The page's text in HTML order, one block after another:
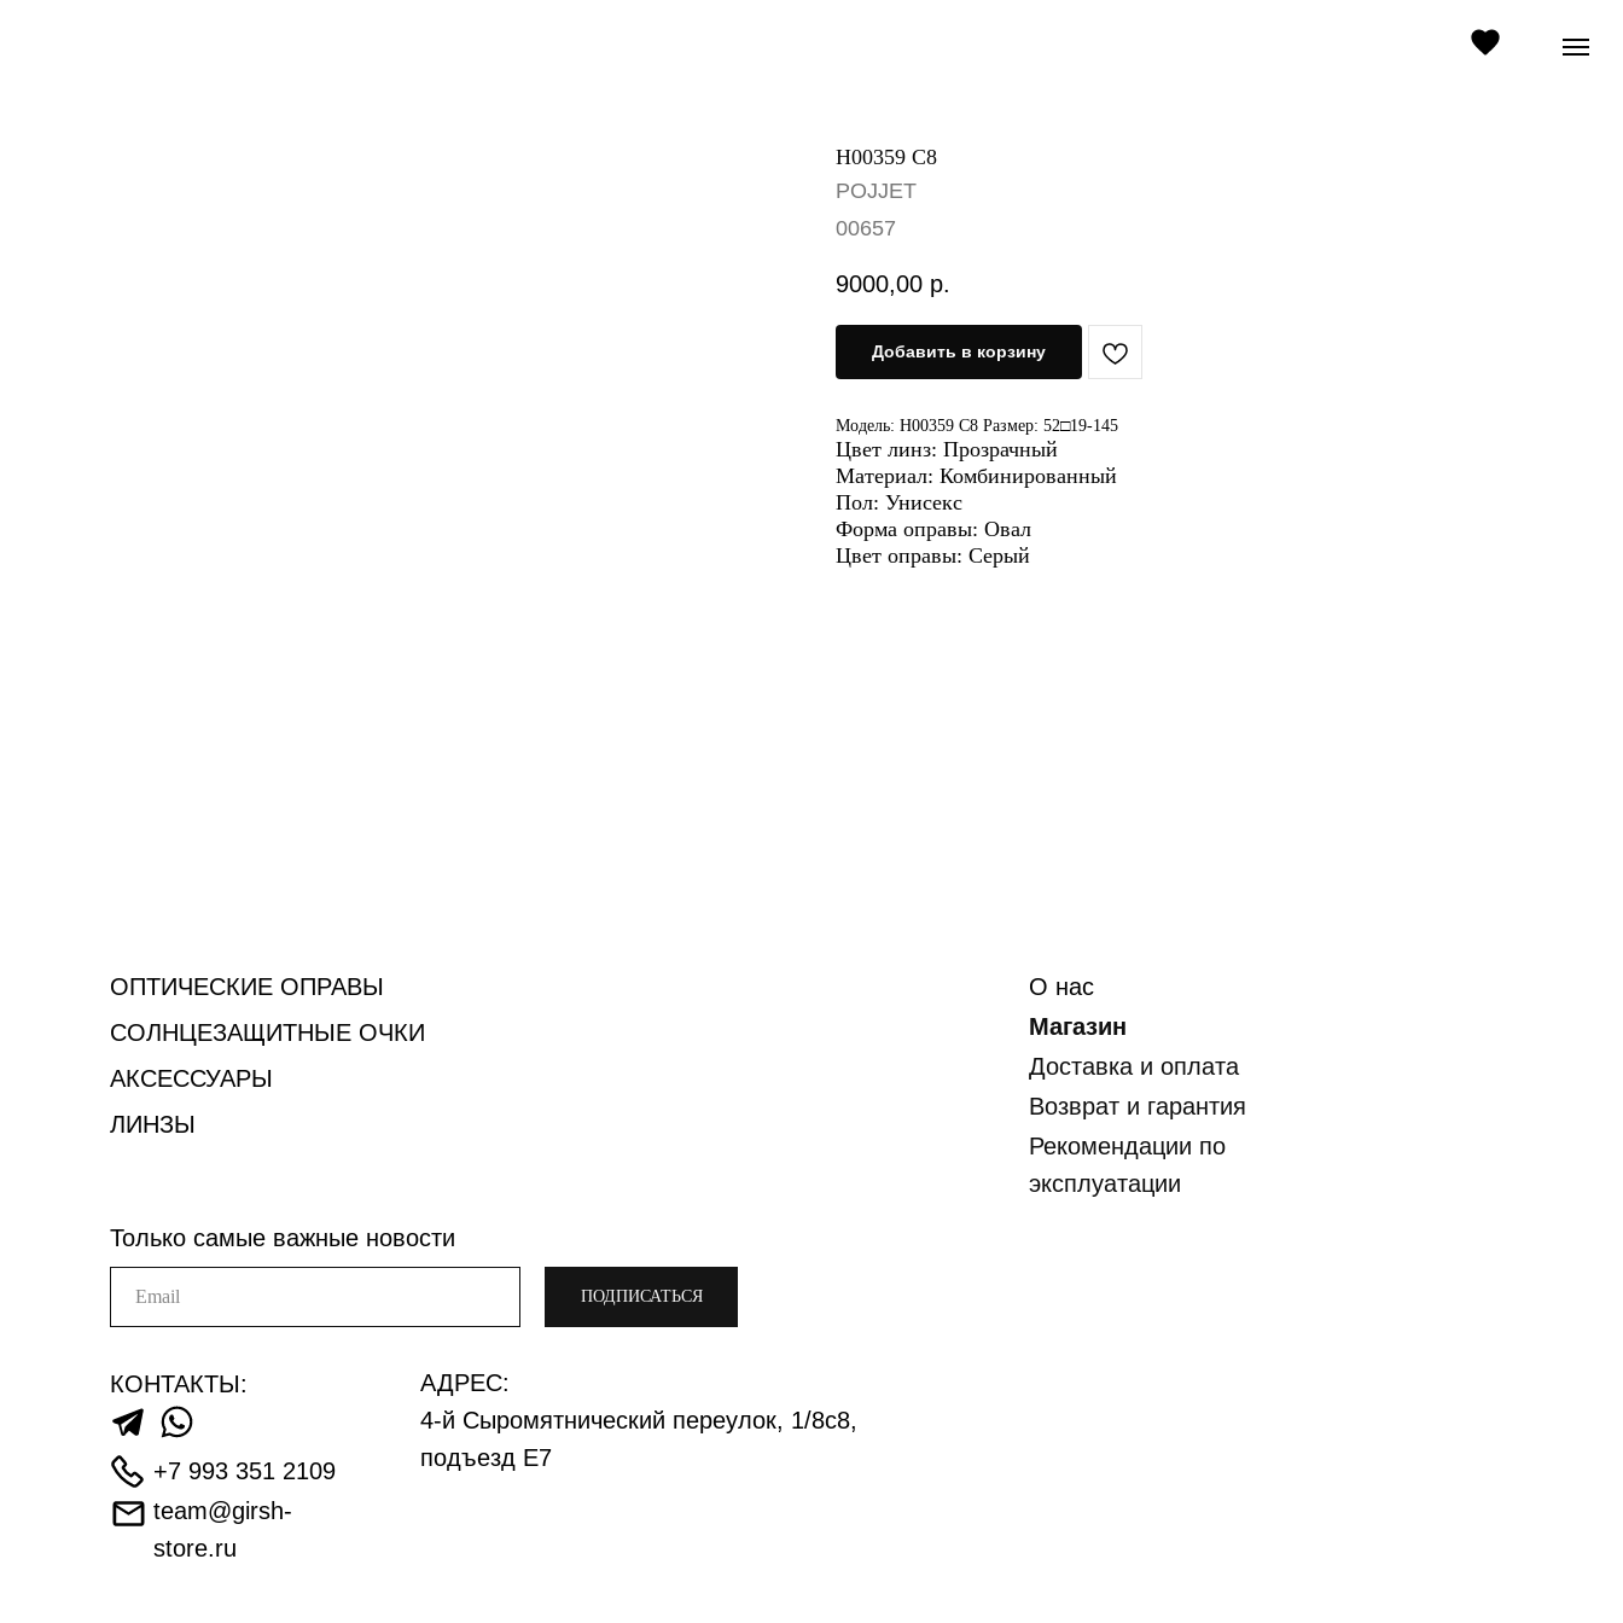
H00359 C8
POJJET
00657
9000,00 р.
Добавить в корзину
Модель: H00359 C8 Размер: 52□19-145
Цвет линз: Прозрачный
Материал: Комбинированный
Пол: Унисекс
Форма оправы: Овал
Цвет оправы: Серый
ОПТИЧЕСКИЕ ОПРАВЫ
СОЛНЦЕЗАЩИТНЫЕ ОЧКИ
+7 993 351 2109
Только самые важные новости
ПОДПИСАТЬСЯ
4-й Сыромятнический переулок, 1/8с8,
подъезд Е7
АДРЕС:
Магазин
О нас
team@girsh-
store.ru
Рекомендации по
эксплуатации
Доставка и оплата
КОНТАКТЫ:
Возврат и гарантия
ЛИНЗЫ
АКСЕССУАРЫ